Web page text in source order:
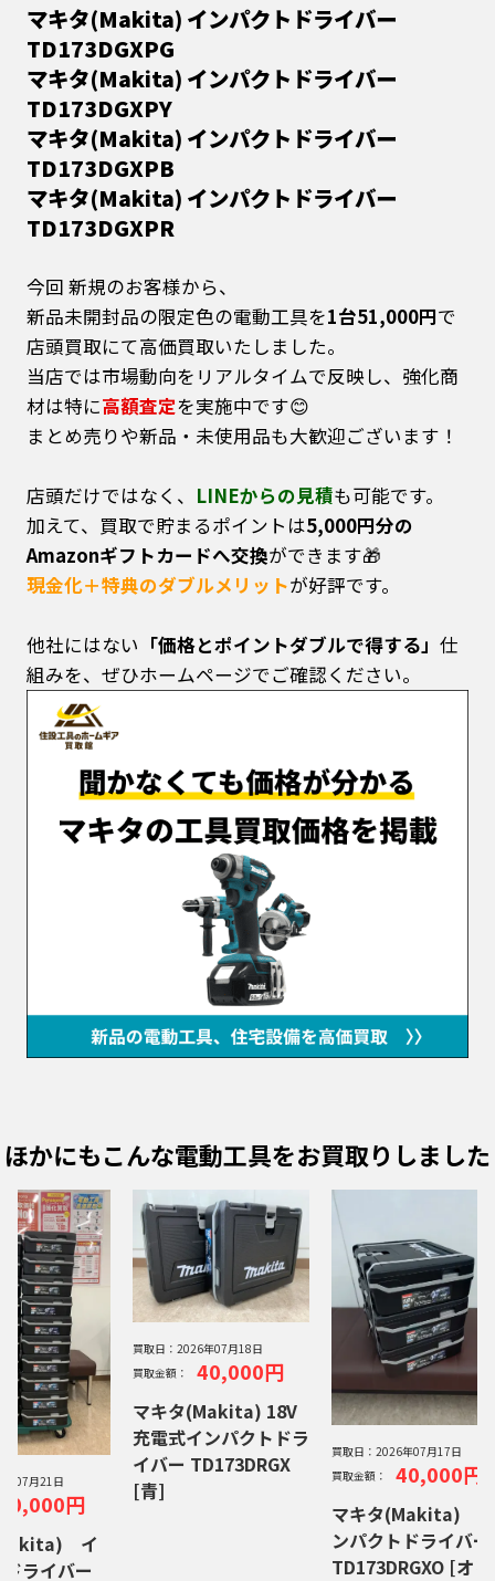
マキタ(Makita) インパクトドライバー
TD173DGXPG
マキタ(Makita) インパクトドライバー
TD173DGXPY
マキタ(Makita) インパクトドライバー
TD173DGXPB
マキタ(Makita) インパクトドライバー
TD173DGXPR
今回 新規のお客様から、
新品未開封品の限定色の電動工具を1台51,000円で
店頭買取にて高価買取いたしました。
当店では市場動向をリアルタイムで反映し、強化商
材は特に高額査定を実施中です😊
まとめ売りや新品・未使用品も大歓迎ございます！
店頭だけではなく、 LINEからの見積も可能です。
加えて、買取で貯まるポイントは5,000円分の
Amazonギフトカードへ交換ができます🎁
現金化＋特典のダブルメリットが好評です。
他社にはない 「価格とポイントダブルで得する」 仕
組みを、ぜひホームページでご確認ください。
ほかにもこんな電動工具をお買取りしました
年07月21日
円
イ
ドライバー
買取日： 2026年07月18日
買取金額：
40,000円
マキタ(Makita) 18V
充電式インパクトドラ
イバー TD173DRGX
[青]
買取日： 2026年07月17日
買取金額：
40,000円
マキタ(Makita) イ
ンパクトドライバ
TD173DRGXO [オリ